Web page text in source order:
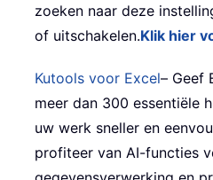
zoeken naar deze
of uitschakelen.Klik hier
Kutools voor Excel– Geef
meer dan 300 essentiële
uw werk sneller en
profiteer van AI-functies